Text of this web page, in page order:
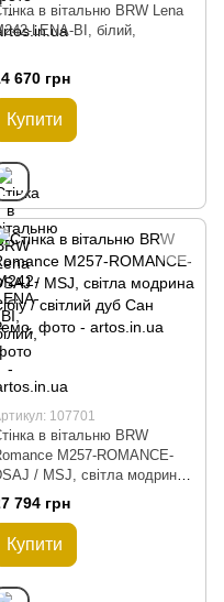
в вітальню BRW Lena
LENA-BI, білий,
670 грн
Купити
107701
в вітальню BRW
M257-ROMANCE-
/ MSJ, світла модрина
/ світлий дуб Сан Ремо,
794 грн
Купити